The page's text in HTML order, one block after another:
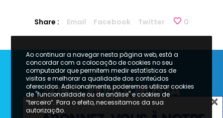
Share : Email Facebook Twitter 0
SUBSCREVA A NOSSA
NEWSLETTER
Ao continuar a navegar nesta página web, está a
concordar com a colocação de cookies no seu
computador que permitem medir estatísticas de
visitas e melhorar a qualidade dos conteúdos
oferecidos. Adicionalmente, poderemos utilizar cookies
de "funcionalidade ou de análise" e cookies de
“terceiro”. Para o efeito, necessitamos da sua
autorização.
×
×